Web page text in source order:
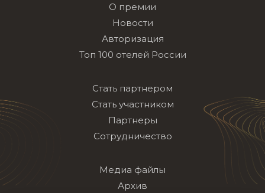
О премии
Новости
Авторизация
Топ 100 отелей России
Стать партнером
Стать участником
Партнеры
Сотрудничество
Медиа файлы
Архив